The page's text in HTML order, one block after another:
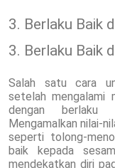
3. Berlaku Baik
3. Berlaku Baik
Salah satu cara
setelah mengalami
dengan berlaku
Mengamalkan nilai-
seperti tolong-
baik kepada
mendekatkan diri